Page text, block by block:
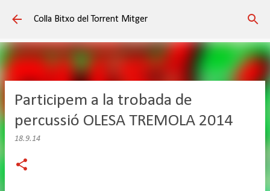
Salta al contingut principal
Colla Bitxo del Torrent Mitger
Participem a la trobada de
percussió OLESA TREMOLA 2014
18.9.14